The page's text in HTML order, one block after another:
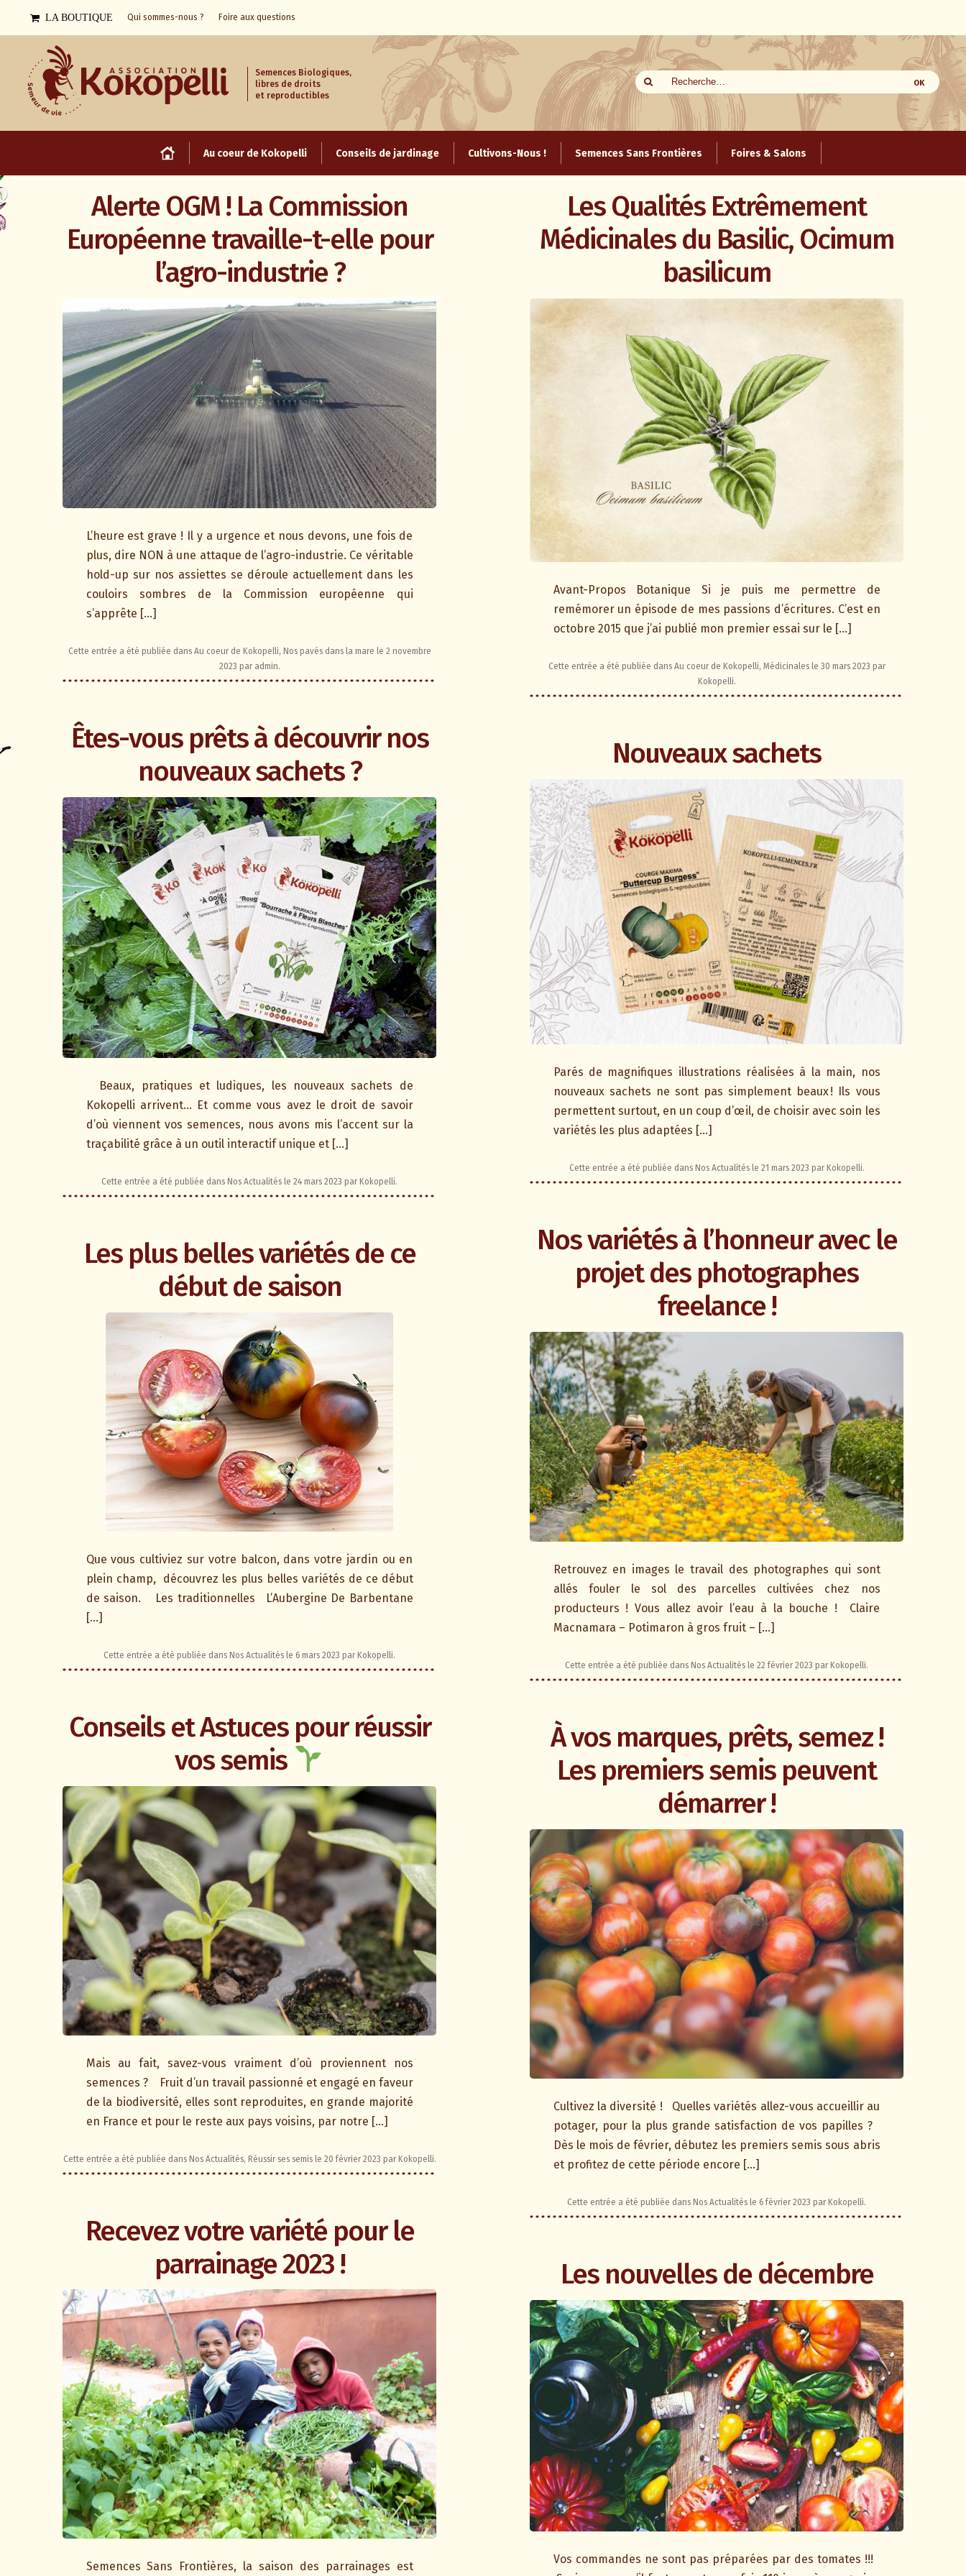
LA BOUTIQUE Qui sommes-nous ? Foire aux questions
Semences Biologiques,
libres de droits
et reproductibles
au
Au coeur de Kokopelli Conseils de jardinage Cultivons-Nous ! Semences Sans Frontières Foires & Salons
Alerte OGM ! La Commission
Européenne travaille-t-elle pour
l’agro-industrie ?
L’heure est grave ! Il y a urgence et nous devons, une fois de
plus, dire NON à une attaque de l’agro-industrie. Ce véritable
hold-up sur nos assiettes se déroule actuellement dans les
couloirs sombres de la Commission européenne qui
s’apprête […]
Cette entrée a été publiée dans Au coeur de Kokopelli, Nos pavés dans la mare le 2 novembre
2023 par admin.
Êtes-vous prêts à découvrir nos
nouveaux sachets ?
Beaux, pratiques et ludiques, les nouveaux sachets de
Kokopelli arrivent… Et comme vous avez le droit de savoir
d’où viennent vos semences, nous avons mis l’accent sur la
traçabilité grâce à un outil interactif unique et […]
Cette entrée a été publiée dans Nos Actualités le 24 mars 2023 par Kokopelli.
Les plus belles variétés de ce
début de saison
Que vous cultiviez sur votre balcon, dans votre jardin ou en
plein champ, découvrez les plus belles variétés de ce début
de saison. Les traditionnelles L’Aubergine De Barbentane
[…]
Cette entrée a été publiée dans Nos Actualités le 6 mars 2023 par Kokopelli.
Conseils et Astuces pour réussir
vos semis
Mais au fait, savez-vous vraiment d’où proviennent nos
semences ? Fruit d’un travail passionné et engagé en faveur
de la biodiversité, elles sont reproduites, en grande majorité
en France et pour le reste aux pays voisins, par notre […]
Cette entrée a été publiée dans Nos Actualités, Réussir ses semisle 20 février 2023 par Kokopelli.
Recevez votre variété pour le
parrainage 2023 !
Semences Sans Frontières, la saison des parrainages est
Les Qualités Extrêmement
Médicinales du Basilic, Ocimum
basilicum
Avant-Propos Botanique Si je puis me permettre de
remémorer un épisode de mes passions d’écritures. C’est en
octobre 2015 que j’ai publié mon premier essai sur le […]
Cette entrée a été publiée dans Au coeur de Kokopelli, Médicinalesle 30 mars 2023 par
Kokopelli.
Nouveaux sachets
Parés de magnifiques illustrations réalisées à la main, nos
nouveaux sachets ne sont pas simplement beaux ! Ils vous
permettent surtout, en un coup d’œil, de choisir avec soin les
variétés les plus adaptées […]
Cette entrée a été publiée dans Nos Actualitésle 21 mars 2023 par Kokopelli.
Nos variétés à l’honneur avec le
projet des photographes
freelance !
Retrouvez en images le travail des photographes qui sont
allés fouler le sol des parcelles cultivées chez nos
producteurs ! Vous allez avoir l’eau à la bouche ! Claire
Macnamara – Potimaron à gros fruit – […]
Cette entrée a été publiée dans Nos Actualités le 22 février 2023 par Kokopelli.
À vos marques, prêts, semez !
Les premiers semis peuvent
démarrer !
Cultivez la diversité ! Quelles variétés allez-vous accueillir au
potager, pour la plus grande satisfaction de vos papilles ?
Dès le mois de février, débutez les premiers semis sous abris
et profitez de cette période encore […]
Cette entrée a été publiée dans Nos Actualités le 6 février 2023 par Kokopelli.
Les nouvelles de décembre
Vos commandes ne sont pas préparées par des tomates !!!